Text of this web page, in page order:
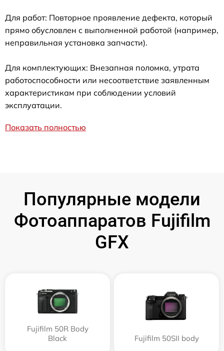
Для работ: Повторное проявление дефекта, который
прямо обусловлен с выполненной работой (например,
неправильная установка запчасти).
Для комплектующих: Внезапная поломка, утрата
работоспособности или несоответствие заявленным
характеристикам при соблюдении условий
эксплуатации.
Показать полностью
Популярные модели
Фотоаппаратов Fujifilm
GFX
Fujifilm 50R Body
Black
Fujifilm 50SII body